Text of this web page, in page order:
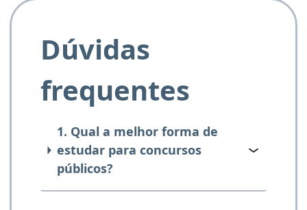
Dúvidas
frequentes
1. Qual a melhor forma de
estudar para concursos
públicos?